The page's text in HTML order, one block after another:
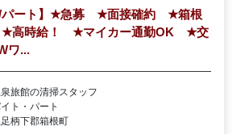
ート】 ★急募 ★面接確約 ★箱根
★高時給！ ★マイカー通勤OK ★交
ワ...
旅館の清掃スタッフ
ト・パート
柄下郡箱根町